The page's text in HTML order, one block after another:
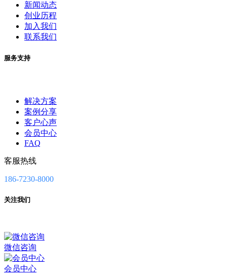
新闻动态
创业历程
加入我们
联系我们
服务支持
解决方案
案例分享
客户心声
会员中心
FAQ
客服热线
186-7230-8000
关注我们
微信咨询
会员中心